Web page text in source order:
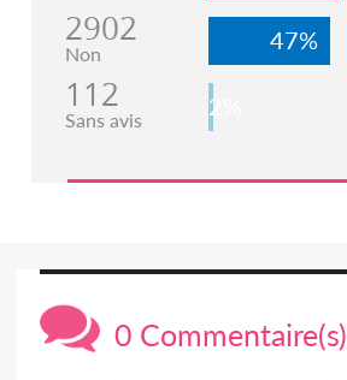
2902
Non 47%
112
Sans avis 2%
0 Commentaire(s)